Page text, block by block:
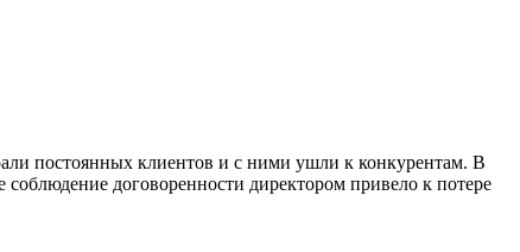
постоянных клиентов и с ними ушли к конкурентам. В
договоренности директором привело к потере